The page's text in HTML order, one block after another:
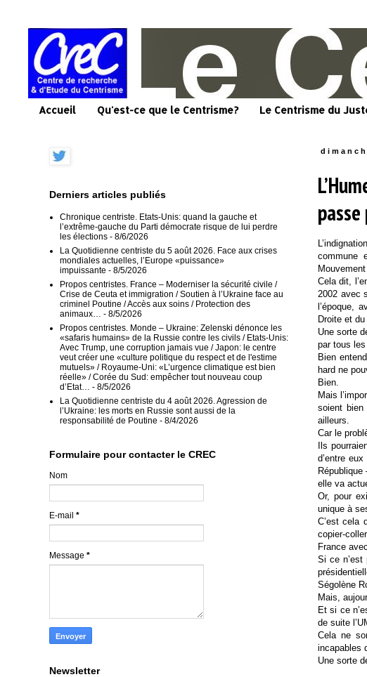
Accueil Qu'est-ce que le Centrisme? Le Centrisme du
commune
Cela dit,
2002 avec
l’époque,
Droite et
Une sorte
par tous les
Bien
hard ne
Bien.
Mais
soient bien
ailleurs.
Car le
Ils
d’entre
elle va
Or, pour
unique à
C’est cela
copier-
France
Si ce n’est
Ségolène
Mais,
Et si ce
de suite
Cela ne
incapables
Une sorte
Derniers articles publiés
Chronique centriste. Etats-Unis: quand la gauche et
l’extrême-gauche du Parti démocrate risque de lui perdre
les élections - 8/6/2026
La Quotidienne centriste du 5 août 2026. Face aux crises
mondiales actuelles, l’Europe «puissance»
impuissante - 8/5/2026
Propos centristes. France – Moderniser la sécurité civile /
Crise de Ceuta et immigration / Soutien à l’Ukraine face au
criminel Poutine / Accès aux soins / Protection des
animaux…
- 8/5/2026
Propos centristes. Monde – Ukraine: Zelenski dénonce les
«safaris humains» de la Russie contre les civils / Etats-Unis:
Avec Trump, une corruption jamais vue / Japon: le centre
veut créer une «culture politique du respect et de l'estime
mutuels» / Royaume-Uni: «L’urgence climatique est bien
réelle» / Corée du Sud: empêcher tout nouveau coup
d’Etat…
- 8/5/2026
La Quotidienne centriste du 4 août 2026. Agression de
l’Ukraine: les morts en Russie sont aussi de la
responsabilité de Poutine - 8/4/2026
Formulaire pour contacter le CREC
Nom
E-mail *
Message *
Newsletter